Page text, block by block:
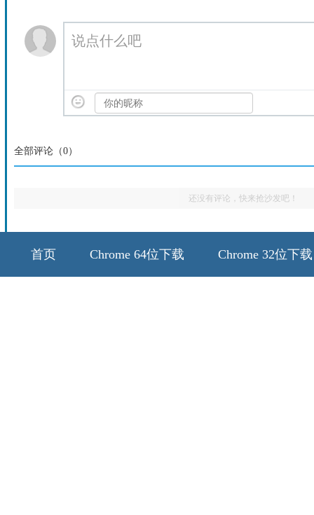
说点什么吧
全部评论（0）
还没有评论，快来抢沙发吧！
首页 Chrome 64位下载 Chrome 32位下载